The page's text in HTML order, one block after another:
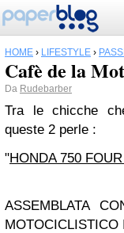
HOME › LIFESTYLE ›
Cafè de la
Da Rudebarber
Tra le chicche
queste 2 perle :
"HONDA 750
ASSEMBLATA
MOTOCICLISTICO